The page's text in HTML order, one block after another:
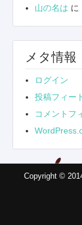
山の名は に
メタ情報
ログイン
投稿フィー
コメントフ
Copyright ©